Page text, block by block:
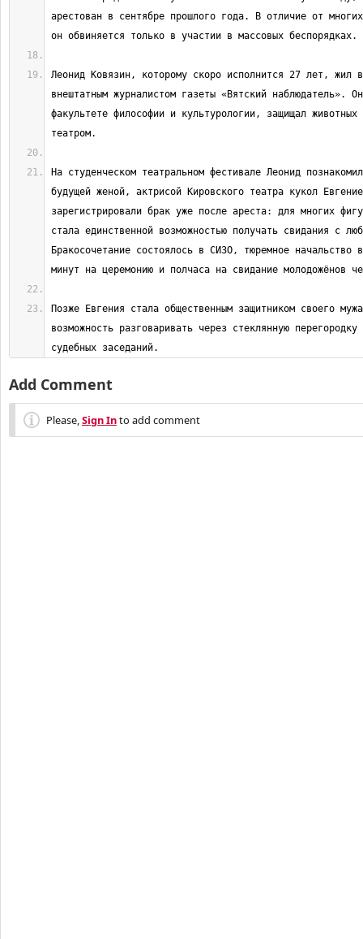
арестован в сентябре прошлого года. В отличие от
Леонид Ковязин, которому скоро исполнится 27 лет, жил
внештатным журналистом газеты «Вятский наблюдатель».
факультете философии и культурологии, защищал животных
На студенческом театральном фестивале Леонид
будущей женой, актрисой Кировского театра кукол
зарегистрировали брак уже после ареста: для многих
стала единственной возможностью получать свидания с
Бракосочетание состоялось в СИЗО, тюремное начальство
Позже Евгения стала общественным защитником своего
возможность разговаривать через стеклянную
судебных заседаний.
Add Comment
Please,Sign Into add comment